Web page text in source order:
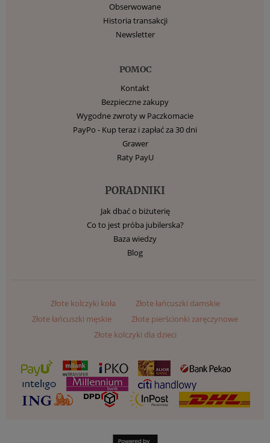
Obserwowane
Historia transakcji
Newsletter
POMOC
Kontakt
Bezpieczne zakupy
Wygodne zwroty w Paczkomacie
PayPo - Kup teraz i zapłać za 30 dni
Grawer
Raty PayU
PORADNIKI
Jak dbać o biżuterię
Co to jest próba jubilerska?
Baza wiedzy
Blog
Złote kolczyki koła
Złote łańcuszki damskie
Złote łańcuszki męskie
Złote pierścionki zaręczynowe
Złote kolczyki dla dzieci